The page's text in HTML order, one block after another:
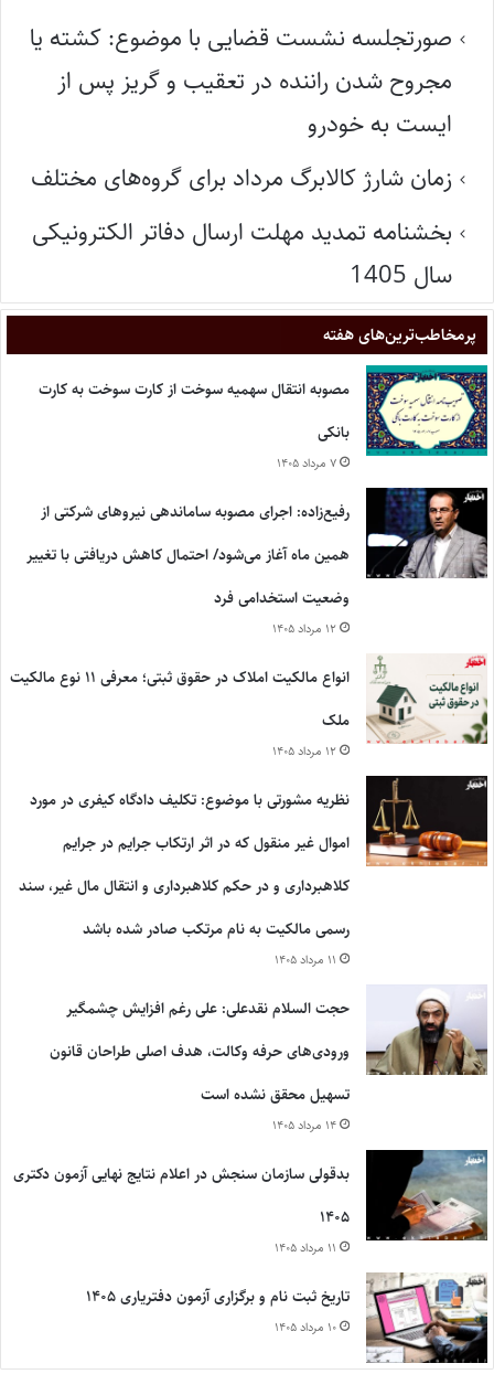
صورتجلسه نشست قضایی با موضوع: کشته یا
مجروح شدن راننده در تعقیب و گریز پس از
ایست به خودرو
زمان شارژ کالابرگ مرداد برای گروه‌های مختلف
بخشنامه تمدید مهلت ارسال دفاتر الکترونیکی
سال 1405
پر‌مخاطب‌ترین‌های هفته
مصوبه انتقال سهمیه سوخت از کارت سوخت به کارت
بانکی
۷ مرداد ۱۴۰۵
رفیع‌زاده: اجرای مصوبه ساماندهی نیروهای شرکتی از
همین ماه آغاز می‌شود/ احتمال کاهش دریافتی با تغییر
وضعیت استخدامی فرد
۱۲ مرداد ۱۴۰۵
انواع مالکیت املاک در حقوق ثبتی؛ معرفی ۱۱ نوع مالکیت
ملک
۱۲ مرداد ۱۴۰۵
نظریه مشورتی با موضوع: تکلیف دادگاه کیفری در مورد
اموال غیر منقول که در اثر ارتکاب جرایم در جرایم
کلاهبرداری و در حکم کلاهبرداری و انتقال مال غیر، سند
رسمی مالکیت به نام مرتکب صادر شده باشد
۱۱ مرداد ۱۴۰۵
حجت السلام نقدعلی: علی رغم افزایش چشمگیر
ورودی‌های حرفه وکالت، هدف اصلی طراحان قانون
تسهیل محقق نشده است
۱۴ مرداد ۱۴۰۵
بدقولی سازمان سنجش در اعلام نتایج نهایی آزمون دکتری
۱۴۰۵
۱۱ مرداد ۱۴۰۵
تاریخ ثبت نام و برگزاری آزمون دفتریاری ۱۴۰۵
۱۰ مرداد ۱۴۰۵